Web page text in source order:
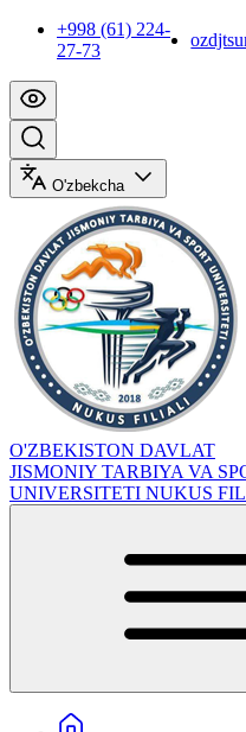
+998 (61) 224-
27-73
O'zbekcha
O'ZBEKISTON DAVLAT
JISMONIY TARBIYA VA
UNIVERSITETI NUKUS